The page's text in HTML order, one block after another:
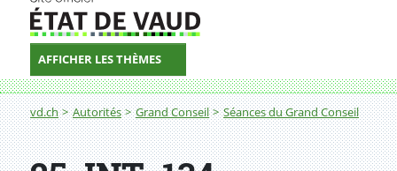
AFFICHER LES THÈMES
Fil d'Ariane
vd.ch Autorités Grand Conseil Séances du Grand Conseil